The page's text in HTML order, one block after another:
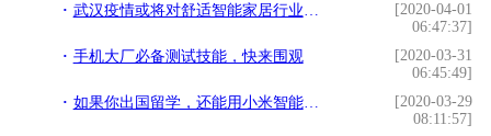
武汉疫情或将对舒适智能家居行业带来6大影响
[2020-04-01
06:47:37]
手机大厂必备测试技能，快来围观
[2020-03-31
06:45:49]
如果你出国留学，还能用小米智能家居吗？
[2020-03-29
08:11:57]